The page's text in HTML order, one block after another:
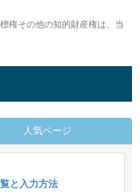
権その他の知的財産権は、当
人気ページ
と入力方法